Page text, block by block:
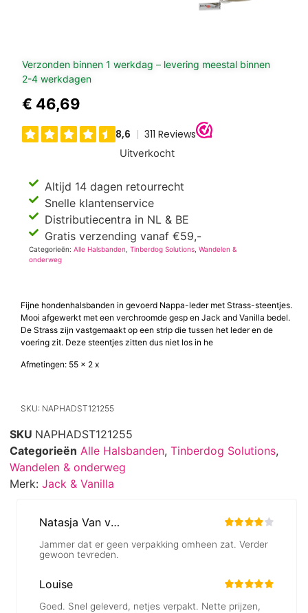
Verzonden binnen 1 werkdag – levering meestal binnen
2-4 werkdagen
€ 46,69
Uitverkocht
Altijd 14 dagen retourrecht
Snelle klantenservice
Distributiecentra in NL & BE
Gratis verzending vanaf €59,-
Categorieën:Alle Halsbanden ,Tinberdog Solutions ,Wandelen &
onderweg
Fijne hondenhalsbanden in gevoerd Nappa-leder met Strass-steentjes.
Mooi afgewerkt met een verchroomde gesp en Jack and Vanilla bedel.
De Strass zijn vastgemaakt op een strip die tussen het leder en de
voering zit. Deze steentjes zitten dus niet los in he
Afmetingen: 55 x 2 x
SKU: NAPHADST121255
SKU NAPHADST121255
Categorieën Alle Halsbanden, Tinberdog Solutions,
Wandelen & onderweg
Merk: Jack & Vanilla